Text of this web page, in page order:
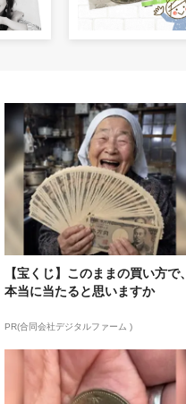
【宝くじ】このままの買い方で、
本当に当たると思いますか
PR(合同会社デジタルファーム )